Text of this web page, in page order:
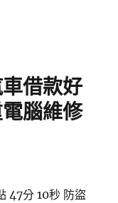
借款好
腦維修
47分 10秒 防盜